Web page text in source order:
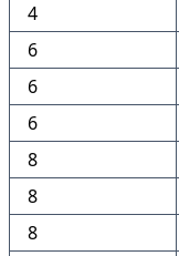
4
6
6
6
8
8
8